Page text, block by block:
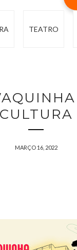
TEATRO
CULTURA
MARÇO 16, 2022